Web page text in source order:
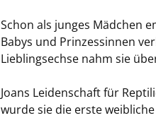
Schon als junges Mädchen
Babys und Prinzessinnen
Lieblingsechse nahm sie
Joans Leidenschaft für
wurde sie die erste